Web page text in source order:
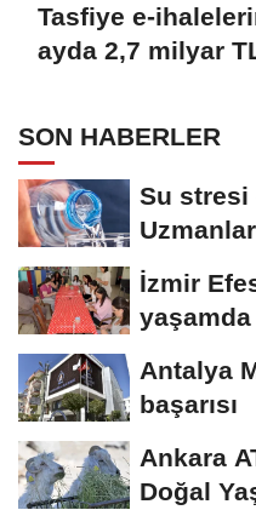
Tasfiye e-
ayda 2,7 milyar
SON HABERLER
Su stresi
İzmir
Antalya
başarısı
Ankara
Doğal